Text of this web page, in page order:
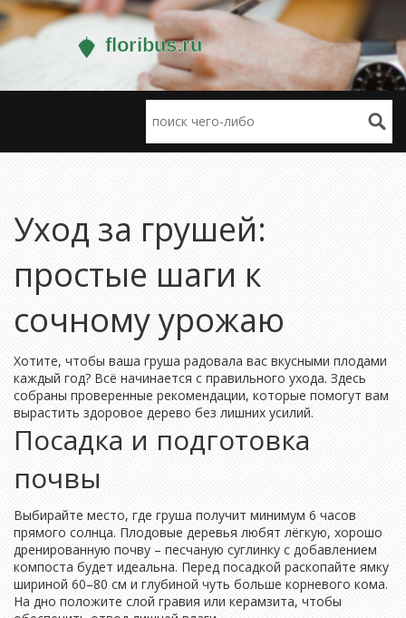
Уход за грушей:
простые шаги к
сочному урожаю
Хотите, чтобы ваша груша радовала вас вкусными плодами
каждый год? Всё начинается с правильного ухода. Здесь
собраны проверенные рекомендации, которые помогут вам
вырастить здоровое дерево без лишних усилий.
Посадка и подготовка
почвы
Выбирайте место, где груша получит минимум 6 часов
прямого солнца. Плодовые деревья любят лёгкую, хорошо
дренированную почву – песчаную суглинку с добавлением
компоста будет идеальна. Перед посадкой раскопайте ямку
шириной 60–80 см и глубиной чуть больше корневого кома.
На дно положите слой гравия или керамзита, чтобы